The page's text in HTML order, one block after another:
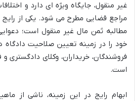
غیر منقول، جایگاه ویژه ای دارد و
مراجع قضایی مطرح می شود. یکی از رایج
مطالبه ثمن مال غیر منقول است؛
خود را در زمینه تعیین صلاحیت
فروشندگان، خریداران، وکلای دادگستری
است.
ابهام رایج در این زمینه، ناشی از